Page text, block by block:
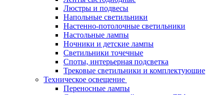
Люстры и подвесы
Напольные светильники
Настенно-потолочные светильники
Настольные лампы
Ночники и детские лампы
Светильники точечные
Споты, интерьерная подсветка
Трековые светильники и комплектующие
Техническое освещение
Переносные лампы